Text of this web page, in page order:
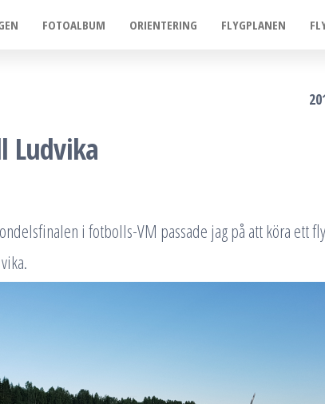
FOTOALBUM ORIENTERING FLYGPLANEN
Ludvika
i fotbolls-VM passade jag på att köra ett